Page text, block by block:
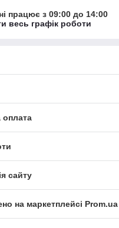
працює з 09:00 до 14:00
весь графік роботи
оплата
сайту
на маркетплейсі Prom.ua